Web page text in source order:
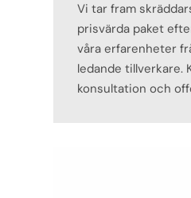
Vi tar fram
prisvärda paket
våra erfarenheter
ledande tillverkare.
konsultation och